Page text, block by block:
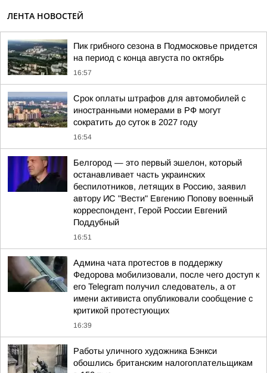
ЛЕНТА НОВОСТЕЙ
Пик грибного сезона в Подмосковье придется
на период с конца августа по октябрь
16:57
Срок оплаты штрафов для автомобилей с
иностранными номерами в РФ могут
сократить до суток в 2027 году
16:54
Белгород — это первый эшелон, который
останавливает часть украинских
беспилотников, летящих в Россию, заявил
автору ИС "Вести" Евгению Попову военный
корреспондент, Герой России Евгений
Поддубный
16:51
Админа чата протестов в поддержку
Федорова мобилизовали, после чего доступ к
его Telegram получил следователь, а от
имени активиста опубликовали сообщение с
критикой протестующих
16:39
Работы уличного художника Бэнкси
обошлись британским налогоплательщикам